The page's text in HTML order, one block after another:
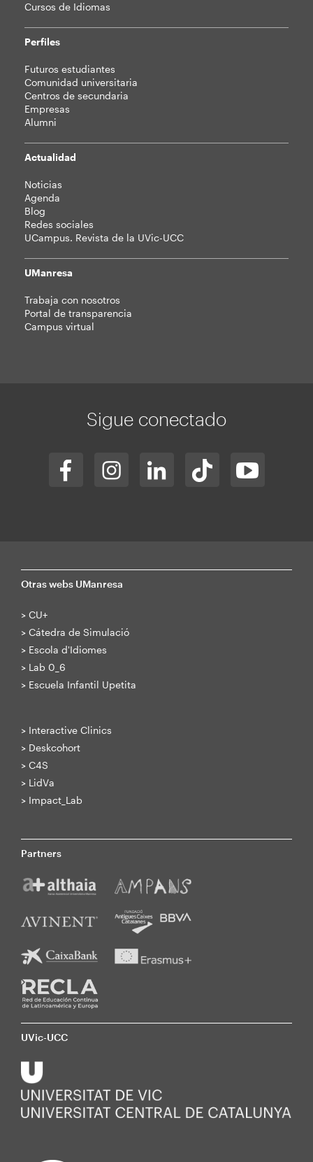
Cursos de Idiomas
Perfiles
Futuros estudiantes
Comunidad universitaria
Centros de secundaria
Empresas
Alumni
Actualidad
Noticias
Agenda
Blog
Redes sociales
UCampus. Revista de la UVic-UCC
UManresa
Trabaja con nosotros
Portal de transparencia
Campus virtual
Sigue conectado
Otras webs UManresa
> CU+
> Cátedra de Simulació
> Escola d'Idiomes
> Lab 0_6
> Escuela Infantil Upetita
> Interactive Clinics
> Deskcohort
> C4S
> LidVa
> Impact_Lab
Partners
UVic-UCC